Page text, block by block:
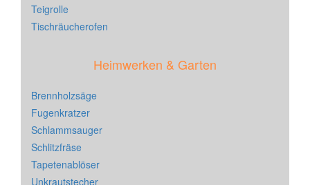
Teigrolle
Tischräucherofen
Heimwerken & Garten
Brennholzsäge
Fugenkratzer
Schlammsauger
Schlitzfräse
Tapetenablöser
Unkrautstecher